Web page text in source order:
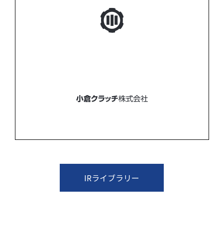
IRライブラリー